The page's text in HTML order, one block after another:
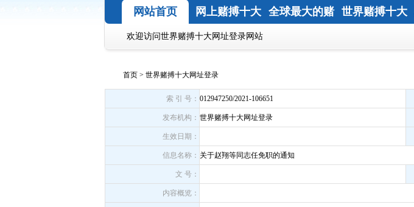
网站首页
网上赌搏十大
网站
全球最大的赌 世界赌搏十大
欢迎访问世界赌搏十大网址登录网站
首页 > 世界赌搏十大网址登录
索 引 号： 012947250/2021-106651
发布机构： 世界赌搏十大网址登录
生效日期：
信息名称： 关于赵翔等同志任免职的通知
文 号：
内容概览：